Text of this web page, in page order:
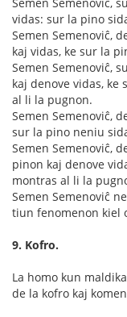
vidas: sur la pino
Semen Semenoviĉ,
kaj vidas, ke sur la
Semen Semenoviĉ,
kaj denove vidas,
al li la pugnon.
Semen Semenoviĉ,
sur la pino neniu
Semen Semenoviĉ,
pinon kaj denove
montras al li la
Semen Semenoviĉ
tiun fenomenon kiel
9. Kofro.
La homo kun
de la kofro kaj